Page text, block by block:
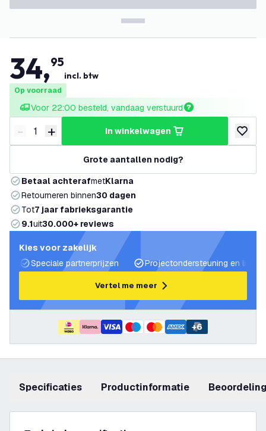
34,95
incl. btw
Op voorraad
Voor 22:00 besteld, vandaag verstuurd
Verminder hoeveelheid
- Verhoog hoeveelheid
+ in winkelwagen
Grote aantallen nodig?
Betaal achterafmetKlarna
Retourneren binnen30 dagen
Tot7 jaar fabrieksgarantie
9.1uit30.000+ reviews
Kies voor zakelijk
Speciale partnerprijzen
Projectondersteuning en
Vertel me meer
+6
Specificaties productinformatie